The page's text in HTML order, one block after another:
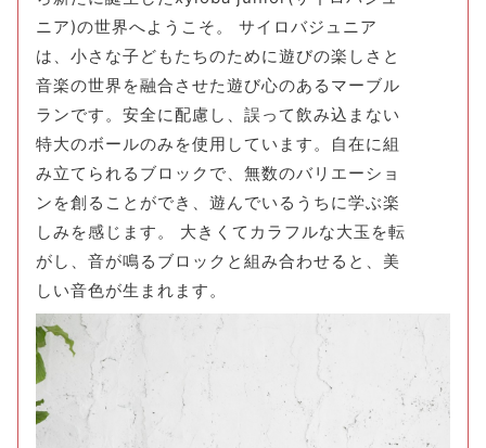
ニア)の世界へようこそ。 サイロバジュニア
は、小さな子どもたちのために遊びの楽しさと
音楽の世界を融合させた遊び心のあるマーブル
ランです。安全に配慮し、誤って飲み込まない
特大のボールのみを使用しています。自在に組
み立てられるブロックで、無数のバリエーショ
ンを創ることができ、遊んでいるうちに学ぶ楽
しみを感じます。 大きくてカラフルな大玉を転
がし、音が鳴るブロックと組み合わせると、美
しい音色が生まれます。